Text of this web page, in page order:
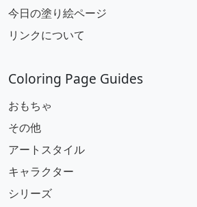
今日の塗り絵ページ
リンクについて
Coloring Page Guides
おもちゃ
その他
アートスタイル
キャラクター
シリーズ